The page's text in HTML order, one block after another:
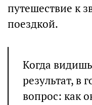
путешествие к
поездкой.
Когда
результат, в
вопрос: как